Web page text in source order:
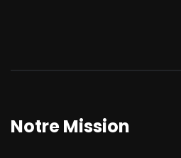
Notre Mission